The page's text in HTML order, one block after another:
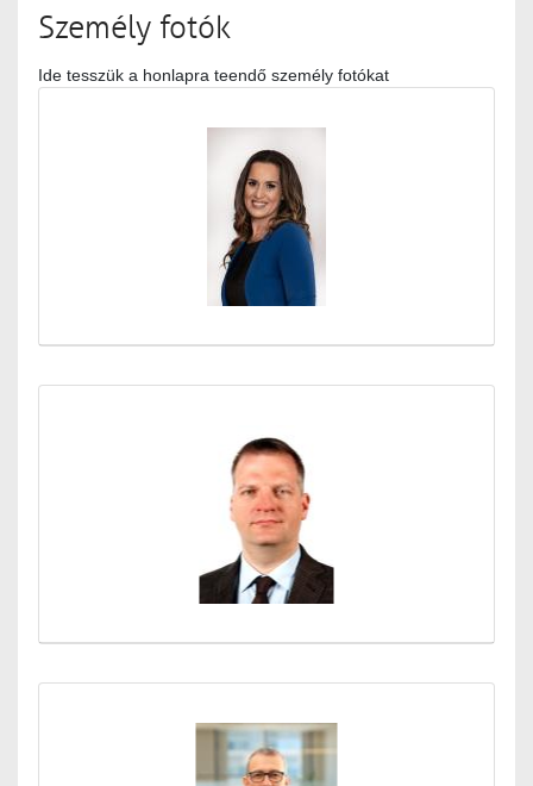
Személy fotók
Ide tesszük a honlapra teendő személy fotókat